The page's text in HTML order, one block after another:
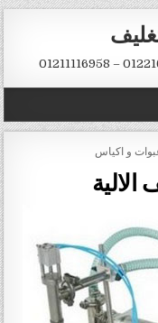
الالية